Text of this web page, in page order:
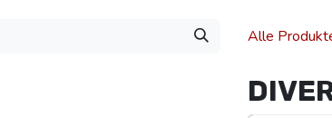
Alle